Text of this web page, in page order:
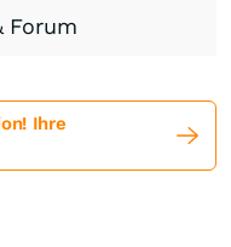
Forum
Ihre